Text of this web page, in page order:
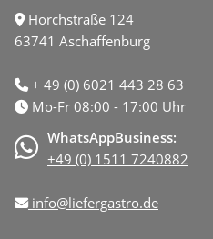
Horchstraße 124
63741 Aschaffenburg
+ 49 (0) 6021 443 28 63
Mo-Fr 08:00 - 17:00 Uhr
WhatsAppBusiness:
+49 (0) 1511 7240882
info@liefergastro.de